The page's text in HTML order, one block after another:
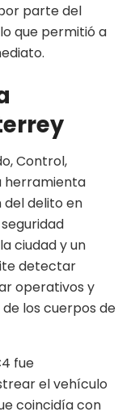
parte del
que permitió a
Control,
herramienta
del delito en
ciudad y un
detectar
operativos y
los cuerpos de
fue
el vehículo
coincidía con